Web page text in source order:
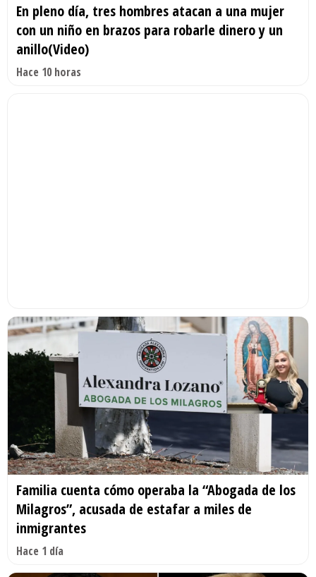
En pleno día, tres hombres atacan a una mujer
con un niño en brazos para robarle dinero y un
anillo(Video)
Hace 10 horas
Familia cuenta cómo operaba la “Abogada de los
Milagros”, acusada de estafar a miles de
inmigrantes
Hace 1 día